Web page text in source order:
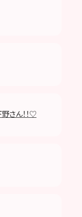
さん！！♡